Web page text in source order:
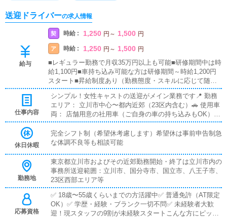
送迎ドライバーの求人情報
給与
契 時給 : 1,250 円 ～ 1,500 円
ア 時給 : 1,250 円 ～ 1,500 円
■レギュラー勤務で月収35万円以上も可能■研修期間中は時
給1,100円■車持ち込み可能な方は研修期間～時給1,200円
スタート■昇給制度あり（勤務態度・スキルに応じて随時
評価）
仕事内容
シンプル！女性キャストの送迎がメイン業務です📍 勤務
エリア： 立川市中心〜都内近郊（23区内含む）🚗 使用車
両： 店舗用意の社用車（ご自身の車の持ち込みもOK）お
おまかな1日の流れ：1. 出勤→車両点検・清掃2. キャスト
を指定場所へ送迎3. 待機時間は休憩OK（スマホ・読書自
由）4. 終了後、帰店して業務完了安心ポイント：・お客
し・送迎先はシンプルな指示でわかりやすい
休日休暇
完全シフト制（希望休考慮します）希望休は事前申告制急
な体調不良等も相談可能
勤務地
東京都立川市およびその近郊勤務開始・終了は立川市内の
事務所送迎範囲：立川市、国分寺市、国立市、八王子市、
23区西部エリア等
応募資格
✅ 18歳〜55歳くらいまでの方活躍中✅ 普通免許（AT限定
OK）✅ 学歴・経験・ブランク一切不問✅ 未経験者大歓
迎！現スタッフの9割が未経験スタートこんな方にピッタ